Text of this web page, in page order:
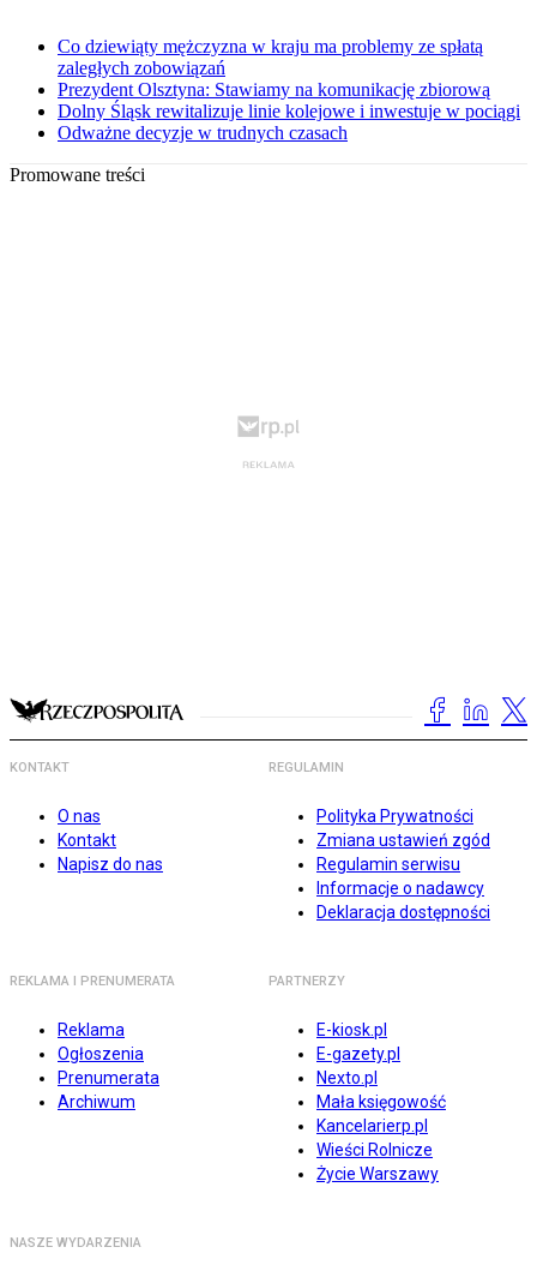
Co dziewiąty mężczyzna w kraju ma problemy ze spłatą
zaległych zobowiązań
Prezydent Olsztyna: Stawiamy na komunikację zbiorową
Dolny Śląsk rewitalizuje linie kolejowe i inwestuje w pociągi
Odważne decyzje w trudnych czasach
Promowane treści
KONTAKT
O nas
Kontakt
Napisz do nas
REGULAMIN
Polityka Prywatności
Zmiana ustawień zgód
Regulamin serwisu
Informacje o nadawcy
Deklaracja dostępności
REKLAMA I PRENUMERATA
Reklama
Ogłoszenia
Prenumerata
Archiwum
PARTNERZY
E-kiosk.pl
E-gazety.pl
Nexto.pl
Mała księgowość
Kancelarierp.pl
Wieści Rolnicze
Życie Warszawy
NASZE WYDARZENIA